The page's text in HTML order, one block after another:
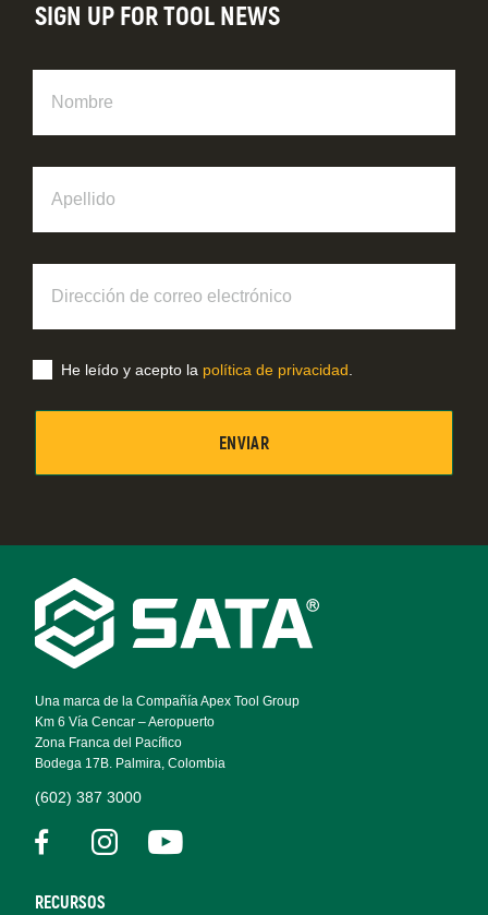
Footer
Navigation
Una marca de la Compañía Apex Tool Group
Km 6 Vía Cencar – Aeropuerto
Zona Franca del Pacífico
Bodega 17B. Palmira, Colombia
(602) 387 3000
RECURSOS
SIGN UP FOR TOOL NEWS
correo
electrónico
He leído y acepto la política de privacidad